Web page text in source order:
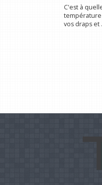
C'est à
température
vos draps et